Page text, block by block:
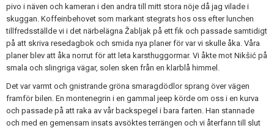
pivo i näven och kameran i den andra till mitt stora nöje då jag vilade i
skuggan. Koffeinbehovet som markant stegrats hos oss efter lunchen
tillfredsställde vi i det närbelägna Žabljak på ett fik och passade samtidigt
på att skriva resedagbok och smida nya planer för var vi skulle åka. Våra
planer blev att åka norrut för att leta karsthuggormar. Vi åkte mot Nikšić på
smala och slingriga vägar, solen sken från en klarblå himmel.
Det var varmt och gnistrande gröna smaragdödlor sprang över vägen
framför bilen. En montenegrin i en gammal jeep körde om oss i en kurva
och passade på att raka av vår backspegel i bara farten. Han stannade
och med en gemensam insats avsöktes terrängen och vi återfann till slut